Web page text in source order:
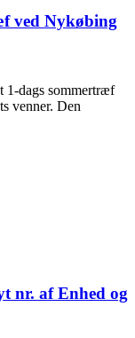
ved Nykøbing
1-dags sommertræf
venner. Den
nr. af Enhed og